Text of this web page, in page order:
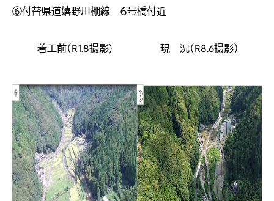
⑥付替県道嬉野川棚線 ６号橋付近
着工前（R1.8撮影) 現 況（R8.6撮影）